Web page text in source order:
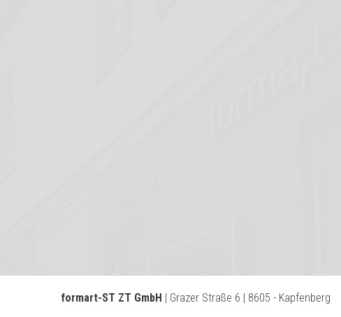
formart-ST ZT GmbH | Grazer Straße 6 | 8605 - Kapfenberg